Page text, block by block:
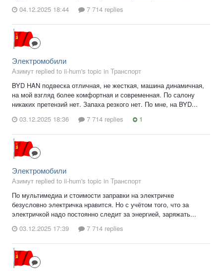
04.12.2025 18:44
7 714 replies
Электромобили
Азимут replied to ii-hum's topic in Транспорт
BYD HAN подвеска отличная, не жесткая, машина динамичная,
на мой взгляд более комфортная и современная. По салону
никаких претензий нет. Запаха резкого нет. По мне, на BYD...
03.12.2025 18:36
7 714 replies 1
Электромобили
Азимут replied to ii-hum's topic in Транспорт
По мультимедиа и стоимости заправки на электричке
безусловно электричка нравится. Но с учётом того, что за
электричкой надо постоянно следит за энергией, заряжать...
03.12.2025 17:39
7 714 replies